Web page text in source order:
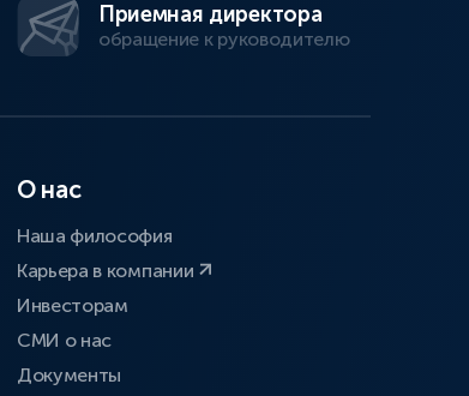
Приемная директора
обращение к руководителю
О нас
Наша философия
Карьера в компании
Инвесторам
СМИ о нас
Документы